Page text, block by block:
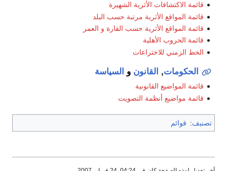
قائمة الاكتشافات الأثرية الشهيرة
قائمة المواقع الأثرية مرتبة حسب البلد
قائمة المواقع الأثرية حسب القارة و العمر
قائمة الحروب الأهلية
الخط الزمني للاختراعات
الحكومات, القانون و السياسة
قائمة المواضيع القانونية
قائمة مواضيع أنظمة التصويت
تصنيف: قوائم